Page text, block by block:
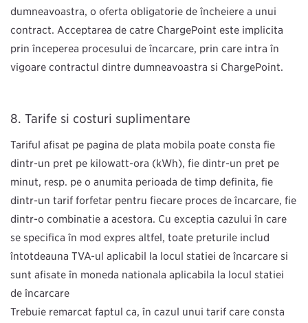
dumneavoastră, o ofertă obligatorie de încheiere a unui
contract. Acceptarea de către ChargePoint este implicită
prin începerea procesului de încărcare, prin care intră în
vigoare contractul dintre dumneavoastră și ChargePoint.
Tarife şi costuri suplimentare
Tariful afișat pe pagina de plată mobilă poate consta fie
dintr-un preț pe kilowatt-oră (kWh), fie dintr-un preț pe
minut, resp. pe o anumită perioadă de timp definită, fie
dintr-un tarif forfetar pentru fiecare proces de încărcare, fie
dintr-o combinație a acestora. Cu excepția cazului în care
se specifică în mod expres altfel, toate prețurile includ
întotdeauna TVA-ul aplicabil la locul stației de încărcare și
sunt afișate în moneda națională aplicabilă la locul stației
de încărcare
Trebuie remarcat faptul că, în cazul unui tarif care constă